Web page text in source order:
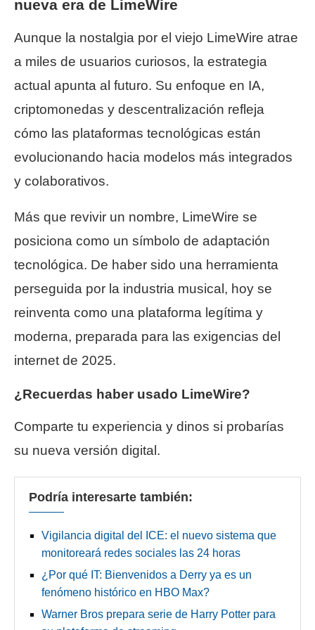
nueva era de LimeWire
Aunque la nostalgia por el viejo LimeWire atrae
a miles de usuarios curiosos, la estrategia
actual apunta al futuro. Su enfoque en IA,
criptomonedas y descentralización refleja
cómo las plataformas tecnológicas están
evolucionando hacia modelos más integrados
y colaborativos.
Más que revivir un nombre, LimeWire se
posiciona como un símbolo de adaptación
tecnológica. De haber sido una herramienta
perseguida por la industria musical, hoy se
reinventa como una plataforma legítima y
moderna, preparada para las exigencias del
internet de 2025.
¿Recuerdas haber usado LimeWire?
Comparte tu experiencia y dinos si probarías
su nueva versión digital.
Podría interesarte también:
Vigilancia digital del ICE: el nuevo sistema que
monitoreará redes sociales las 24 horas
¿Por qué IT: Bienvenidos a Derry ya es un
fenómeno histórico en HBO Max?
Warner Bros prepara serie de Harry Potter para